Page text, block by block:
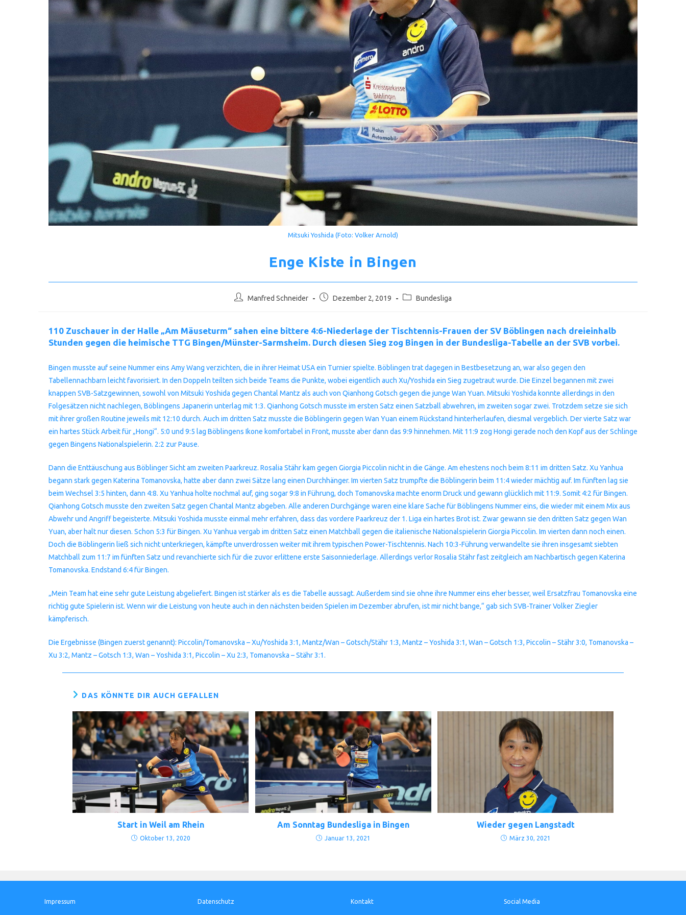
Mitsuki Yoshida (Foto: Volker Arnold)
Enge Kiste in Bingen
Beitrags-
Manfred Schneider
BeitragDezember 2, 2019
Beitrags-Bundesliga
110 Zuschauer in der Halle „Am Mäuseturm“ sahen eine bittere 4:6-Niederlage der Tischtennis-Frauen der SV Böblingen nach dreieinhalb
Stunden gegen die heimische TTG Bingen/Münster-Sarmsheim. Durch diesen Sieg zog Bingen in der Bundesliga-Tabelle an der SVB vorbei.
Bingen musste auf seine Nummer eins Amy Wang verzichten, die in ihrer Heimat USA ein Turnier spielte. Böblingen trat dagegen in Bestbesetzung an, war also gegen den
Tabellennachbarn leicht favorisiert. In den Doppeln teilten sich beide Teams die Punkte, wobei eigentlich auch Xu/Yoshida ein Sieg zugetraut wurde. Die Einzel begannen mit zwei
knappen SVB-Satzgewinnen, sowohl von Mitsuki Yoshida gegen Chantal Mantz als auch von Qianhong Gotsch gegen die junge Wan Yuan. Mitsuki Yoshida konnte allerdings in den
Folgesätzen nicht nachlegen, Böblingens Japanerin unterlag mit 1:3. Qianhong Gotsch musste im ersten Satz einen Satzball abwehren, im zweiten sogar zwei. Trotzdem setze sie sich
mit ihrer großen Routine jeweils mit 12:10 durch. Auch im dritten Satz musste die Böblingerin gegen Wan Yuan einem Rückstand hinterherlaufen, diesmal vergeblich. Der vierte Satz war
ein hartes Stück Arbeit für „Hongi“. 5:0 und 9:5 lag Böblingens Ikone komfortabel in Front, musste aber dann das 9:9 hinnehmen. Mit 11:9 zog Hongi gerade noch den Kopf aus der Schlinge
gegen Bingens Nationalspielerin. 2:2 zur Pause.
Dann die Enttäuschung aus Böblinger Sicht am zweiten Paarkreuz. Rosalia Stähr kam gegen Giorgia Piccolin nicht in die Gänge. Am ehestens noch beim 8:11 im dritten Satz. Xu Yanhua
begann stark gegen Katerina Tomanovska, hatte aber dann zwei Sätze lang einen Durchhänger. Im vierten Satz trumpfte die Böblingerin beim 11:4 wieder mächtig auf. Im fünften lag sie
beim Wechsel 3:5 hinten, dann 4:8. Xu Yanhua holte nochmal auf, ging sogar 9:8 in Führung, doch Tomanovska machte enorm Druck und gewann glücklich mit 11:9. Somit 4:2 für Bingen.
Qianhong Gotsch musste den zweiten Satz gegen Chantal Mantz abgeben. Alle anderen Durchgänge waren eine klare Sache für Böblingens Nummer eins, die wieder mit einem Mix aus
Abwehr und Angriff begeisterte. Mitsuki Yoshida musste einmal mehr erfahren, dass das vordere Paarkreuz der 1. Liga ein hartes Brot ist. Zwar gewann sie den dritten Satz gegen Wan
Yuan, aber halt nur diesen. Schon 5:3 für Bingen. Xu Yanhua vergab im dritten Satz einen Matchball gegen die italienische Nationalspielerin Giorgia Piccolin. Im vierten dann noch einen.
Doch die Böblingerin ließ sich nicht unterkriegen, kämpfte unverdrossen weiter mit ihrem typischen Power-Tischtennis. Nach 10:3-Führung verwandelte sie ihren insgesamt siebten
Matchball zum 11:7 im fünften Satz und revanchierte sich für die zuvor erlittene erste Saisonniederlage. Allerdings verlor Rosalia Stähr fast zeitgleich am Nachbartisch gegen Katerina
Tomanovska. Endstand 6:4 für Bingen.
„Mein Team hat eine sehr gute Leistung abgeliefert. Bingen ist stärker als es die Tabelle aussagt. Außerdem sind sie ohne ihre Nummer eins eher besser, weil Ersatzfrau Tomanovska eine
richtig gute Spielerin ist. Wenn wir die Leistung von heute auch in den nächsten beiden Spielen im Dezember abrufen, ist mir nicht bange,“ gab sich SVB-Trainer Volker Ziegler
kämpferisch.
Die Ergebnisse (Bingen zuerst genannt): Piccolin/Tomanovska – Xu/Yoshida 3:1, Mantz/Wan – Gotsch/Stähr 1:3, Mantz – Yoshida 3:1, Wan – Gotsch 1:3, Piccolin – Stähr 3:0, Tomanovska –
Xu 3:2, Mantz – Gotsch 1:3, Wan – Yoshida 3:1, Piccolin – Xu 2:3, Tomanovska – Stähr 3:1.
DAS KÖNNTE DIR AUCH GEFALLEN
Start in Weil am Rhein
Oktober 13, 2020
Am Sonntag Bundesliga in Bingen
Januar 13, 2021
Wieder gegen Langstadt
März 30, 2021
Impressum Datenschutz Kontakt Social Media